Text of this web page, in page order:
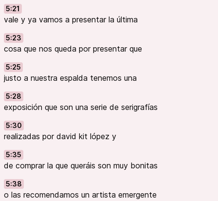
5:21
vale y ya vamos a presentar la última
5:23
cosa que nos queda por presentar que
5:25
justo a nuestra espalda tenemos una
5:28
exposición que son una serie de serigrafías
5:30
realizadas por david kit lópez y
5:35
de comprar la que queráis son muy bonitas
5:38
o las recomendamos un artista emergente